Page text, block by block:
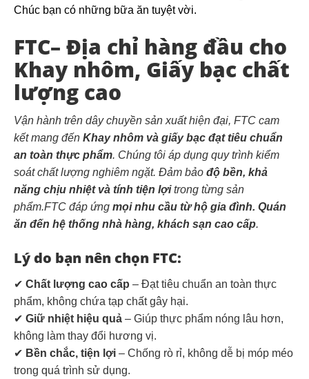
Chúc bạn có những bữa ăn tuyệt vời.
FTC– Địa chỉ hàng đầu cho
Khay nhôm, Giấy bạc chất
lượng cao
Vận hành trên dây chuyền sản xuất hiện đại, FTC cam
kết mang đến Khay nhôm và giấy bạc đạt tiêu chuẩn
an toàn thực phẩm. Chúng tôi áp dụng quy trình kiểm
soát chất lượng nghiêm ngặt. Đảm bảo độ bền, khả
năng chịu nhiệt và tính tiện lợitrong từng sản
phẩm.FTC đáp ứng mọi nhu cầu từ hộ gia đình. Quán
ăn đến hệ thống nhà hàng, khách sạn cao cấp.
Lý do bạn nên chọn FTC:
✔ Chất lượng cao cấp – Đạt tiêu chuẩn an toàn thực
phẩm, không chứa tạp chất gây hại.
✔ Giữ nhiệt hiệu quả – Giúp thực phẩm nóng lâu hơn,
không làm thay đổi hương vị.
✔ Bền chắc, tiện lợi – Chống rò rỉ, không dễ bị móp méo
trong quá trình sử dụng.